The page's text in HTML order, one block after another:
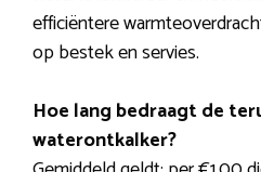
efficiëntere
op bestek en servies.
Hoe lang bedraagt de
waterontkalker?